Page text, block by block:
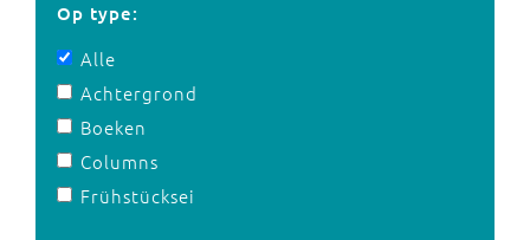
Op type:
Alle
Achtergrond
Boeken
Columns
Frühstücksei